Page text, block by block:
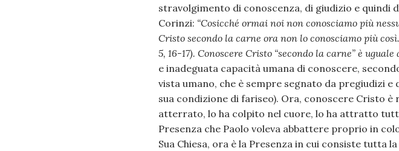
stravolgimento di conoscenza, di giudizio e quindi
Corinzi: “Cosicché ormai noi non conosciamo più
Cristo secondo la carne ora non lo conosciamo più
5, 16-17). Conoscere Cristo “secondo la carne” è
e inadeguata capacità umana di conoscere,
vista umano, che è sempre segnato da pregiudizi
sua condizione di fariseo). Ora, conoscere Cristo
atterrato, lo ha colpito nel cuore, lo ha attratto
Presenza che Paolo voleva abbattere proprio in
Sua Chiesa, ora è la Presenza in cui consiste tutta